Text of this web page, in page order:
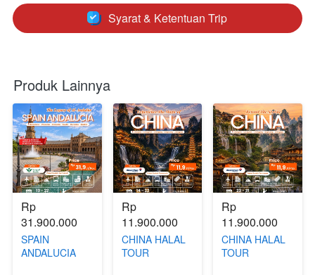
` Syarat & Ketentuan Trip
Produk Lainnya
Rp
31.900.000
SPAIN
ANDALUCIA
Rp
11.900.000
CHINA HALAL
TOUR
Rp
11.900.000
CHINA HALAL
TOUR